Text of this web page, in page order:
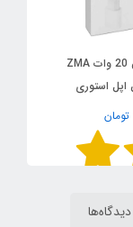
شارژر آیفون 20 وات ZMA
تومان
دیدگاه‌ها